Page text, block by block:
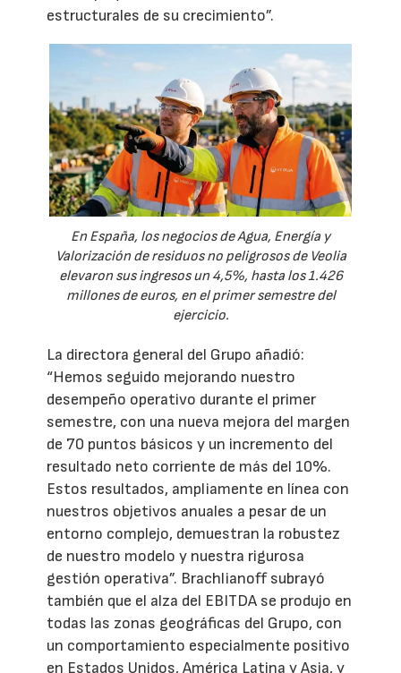
estructurales de su crecimiento”.
En España, los negocios de Agua, Energía y
Valorización de residuos no peligrosos de Veolia
elevaron sus ingresos un 4,5%, hasta los 1.426
millones de euros, en el primer semestre del
ejercicio.
La directora general del Grupo añadió:
“Hemos seguido mejorando nuestro
desempeño operativo durante el primer
semestre, con una nueva mejora del margen
de 70 puntos básicos y un incremento del
resultado neto corriente de más del 10%.
Estos resultados, ampliamente en línea con
nuestros objetivos anuales a pesar de un
entorno complejo, demuestran la robustez
de nuestro modelo y nuestra rigurosa
gestión operativa”. Brachlianoff subrayó
también que el alza del EBITDA se produjo en
todas las zonas geográficas del Grupo, con
un comportamiento especialmente positivo
en Estados Unidos, América Latina y Asia, y